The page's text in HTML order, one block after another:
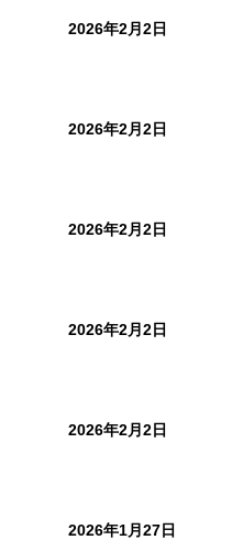
2026年2月2日
2026年2月2日
2026年2月2日
2026年2月2日
2026年2月2日
2026年1月27日